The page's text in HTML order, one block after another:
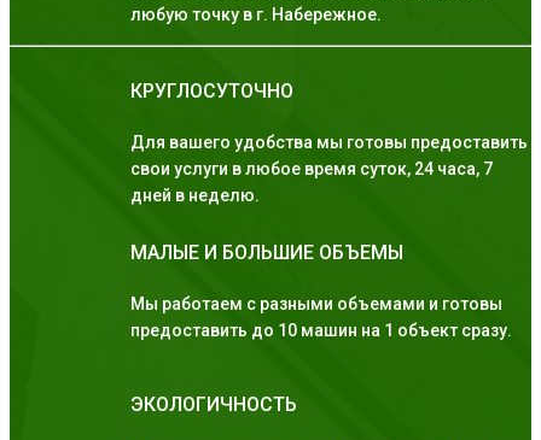
любую точку в г. Набережное.
КРУГЛОСУТОЧНО
Для вашего удобства мы готовы предоставить
свои услуги в любое время суток, 24 часа, 7
дней в неделю.
МАЛЫЕ И БОЛЬШИЕ ОБЪЕМЫ
Мы работаем с разными объемами и готовы
предоставить до 10 машин на 1 объект сразу.
ЭКОЛОГИЧНОСТЬ